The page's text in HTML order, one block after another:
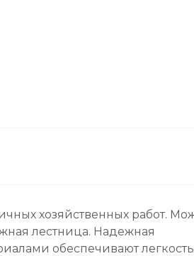
хозяйственных работ.
лестница. Надежная
обеспечивают